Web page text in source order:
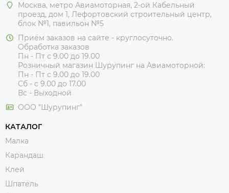
Москва, метро Авиамоторная, 2-ой Кабельный
проезд, дом 1, Лефортовский строительный центр,
блок №1, павильон №5
Приём заказов на сайте - круглосуточно.
Обработка заказов
Пн - Пт с 9.00 до 19.00
Розничный магазин Шурупинг на Авиамоторной:
Пн - Пт с 9.00 до 19.00
Сб - с 9.00 до 17.00
Вс - Выходной
ООО "Шурупинг"
КАТАЛОГ
Малка
Карандаш
Клей
Шпатель